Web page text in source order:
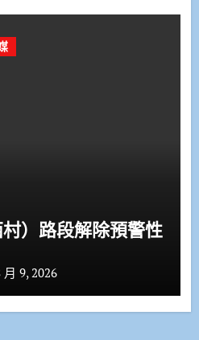
）路段解除預警性
月 9, 2026